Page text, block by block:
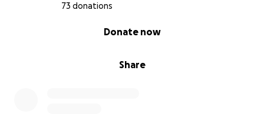
73 donations
Share
Donate now